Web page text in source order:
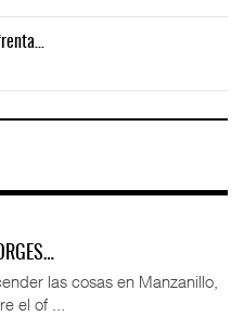
las cosas en Manzanillo,
el of ...